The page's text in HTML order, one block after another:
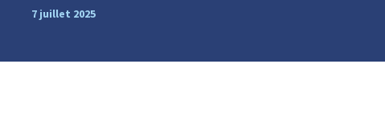
7 juillet 2025